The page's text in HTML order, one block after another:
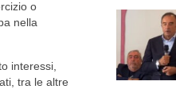
o
nella
interessi,
tra le altre